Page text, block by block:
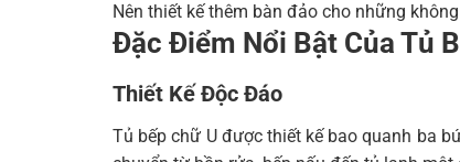
Nên thiết kế thêm bàn đảo cho những
Đặc Điểm Nổi Bật Của Tủ
Thiết Kế Độc Đáo
Tủ bếp chữ U được thiết kế bao quanh ba